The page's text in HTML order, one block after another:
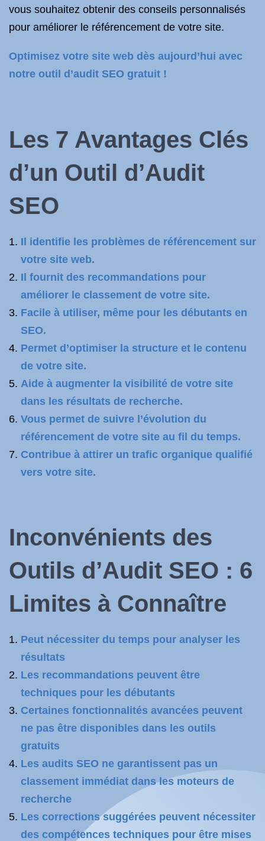
vous souhaitez obtenir des conseils personnalisés
pour améliorer le référencement de votre site.
Optimisez votre site web dès aujourd’hui avec
notre outil d’audit SEO gratuit !
Les 7 Avantages Clés
d’un Outil d’Audit
SEO
Il identifie les problèmes de référencement sur
votre site web.
Il fournit des recommandations pour
améliorer le classement de votre site.
Facile à utiliser, même pour les débutants en
SEO.
Permet d’optimiser la structure et le contenu
de votre site.
Aide à augmenter la visibilité de votre site
dans les résultats de recherche.
Vous permet de suivre l’évolution du
référencement de votre site au fil du temps.
Contribue à attirer un trafic organique qualifié
vers votre site.
Inconvénients des
Outils d’Audit SEO : 6
Limites à Connaître
Peut nécessiter du temps pour analyser les
résultats
Les recommandations peuvent être
techniques pour les débutants
Certaines fonctionnalités avancées peuvent
ne pas être disponibles dans les outils
gratuits
Les audits SEO ne garantissent pas un
classement immédiat dans les moteurs de
recherche
Les corrections suggérées peuvent nécessiter
des compétences techniques pour être mises